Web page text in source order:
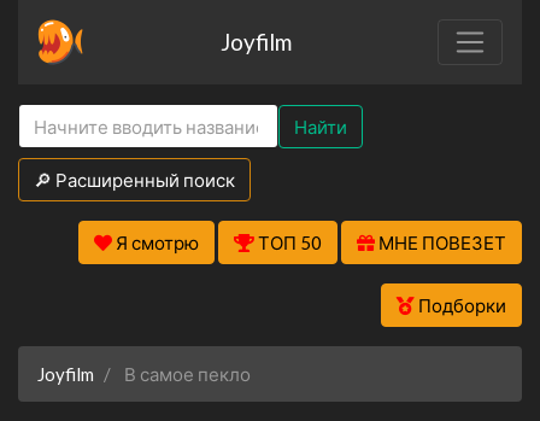
Joyfilm
Найти
🔎 Расширенный поиск
Я смотрю ТОП 50 МНЕ ПОВЕЗЕТ
Подборки
Joyfilm В самое пекло